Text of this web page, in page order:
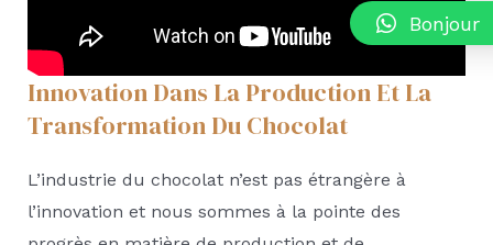
Innovation Dans La Production Et La
Transformation Du Chocolat
L’industrie du chocolat n’est pas étrangère à
l’innovation et nous sommes à la pointe des
Bonjour